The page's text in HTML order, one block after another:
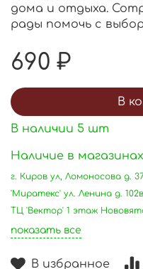
В избранное
дома и отдыха.
рады помочь с
690 ₽
В
В наличии 5 шт
Наличие в
г. Киров ул, Ломоносова д.
'Миратекс' ул. Ленина д. 102в
ТЦ 'Вектор' 1 этаж
показать все